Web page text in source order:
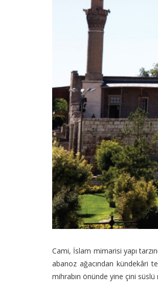
Cami, İslam mimarisi yapı
abanoz ağacından kündekâri
mihrabın önünde yine çini süslü